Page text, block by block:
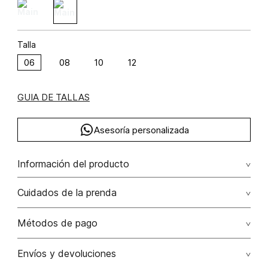
Talla
06 08 10 12
GUIA DE TALLAS
Asesoría personalizada
Información del producto
F08-globo special rayón 85% poliéster 15% 85.00%
rayón/rayon15.00% poliéster/polyester
Cuidados de la prenda
Lavar a mano por separado / no dejar en remojo / no
Métodos de pago
Tarjetas de crédito: Visa, Dinners, Master Card y American
Envíos y devoluciones